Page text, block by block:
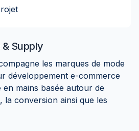
& Supply
les marques de mode
développement e-commerce
mains basée autour de
la conversion ainsi que les